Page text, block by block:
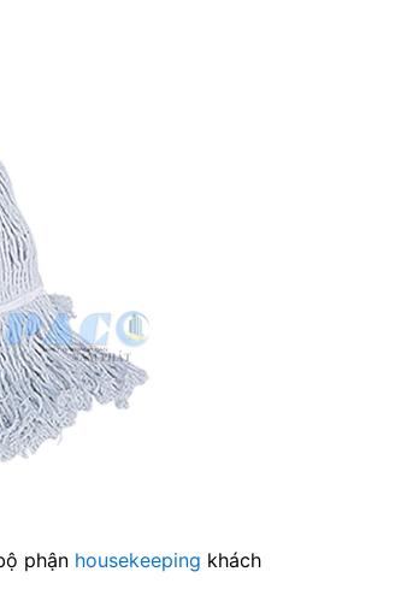
phận housekeeping khách